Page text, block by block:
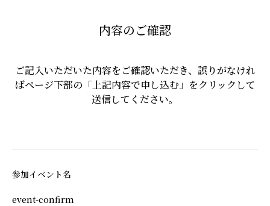
内容のご確認
ご記入いただいた内容をご確認いただき、誤りがなけれ
ばページ下部の「上記内容で申し込む」をクリックして
送信してください。
参加イベント名
event-confirm